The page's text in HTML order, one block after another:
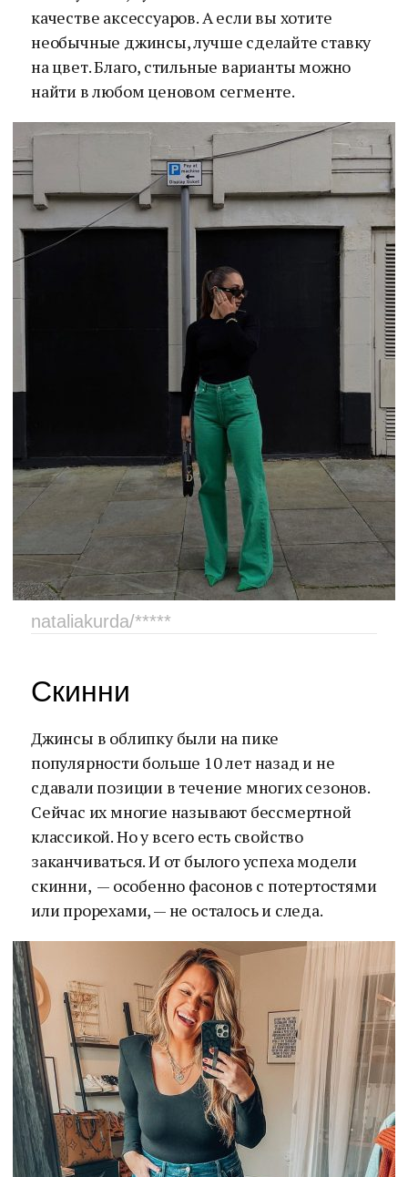
качестве аксессуаров. А если вы хотите
необычные джинсы, лучше сделайте ставку
на цвет. Благо, стильные варианты можно
найти в любом ценовом сегменте.
nataliakurda/*****
Скинни
Джинсы в облипку были на пике
популярности больше 10 лет назад и не
сдавали позиции в течение многих сезонов.
Сейчас их многие называют бессмертной
классикой. Но у всего есть свойство
заканчиваться. И от былого успеха модели
скинни, — особенно фасонов с потертостями
или прорехами, — не осталось и следа.